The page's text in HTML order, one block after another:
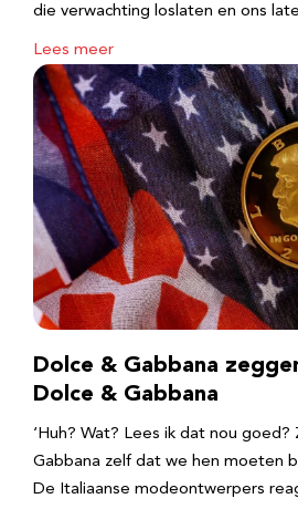
die verwachting loslaten en ons
Lees meer
Dolce & Gabbana
Dolce & Gabbana
‘Huh? Wat? Lees ik dat nou
Gabbana zelf dat we hen moeten
De Italiaanse modeontwerpers